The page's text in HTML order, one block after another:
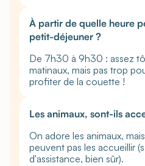
À partir de quelle heure
petit-déjeuner ?
De 7h30 à 9h30 : assez
matinaux, mais pas trop
profiter de la couette !
Les animaux, sont-ils
On adore les animaux,
peuvent pas les accueillir
d'assistance, bien sûr).